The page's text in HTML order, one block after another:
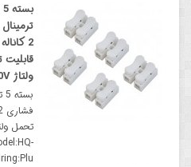
2
ولتاژ 250V